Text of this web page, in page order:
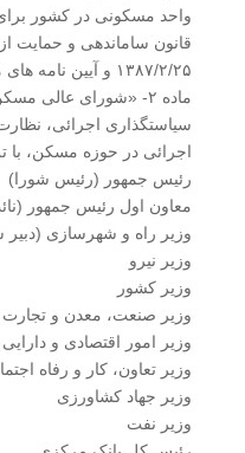
واحد مسکونی در کشور
قانون ساماندهی و
۱۳۸۷/۲/۲۵ و آیین نامه های مربوطه عرضه گردد.
ماده ۲- «شورای عالی
سیاستگذاری اجرائی،
اجرائی در حوزه مسکن،
رئیس جمهور (رئیس شورا)
معاون اول رئیس جمهور
وزیر راه و شهرسازی (دبیر
وزیر نیرو
وزیر کشور
وزیر صنعت، معدن و تجارت
وزیر امور اقتصادی و دارایی
وزیر تعاون، کار و رفاه
وزیر جهاد کشاورزی
وزیر نفت